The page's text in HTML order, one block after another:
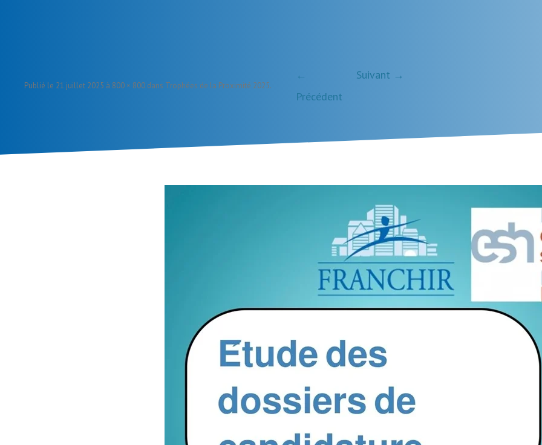
Publié le 21 juillet 2025 à 800 × 800 dans Trophées de la Proximité 2025.
←
Précédent
Suivant →